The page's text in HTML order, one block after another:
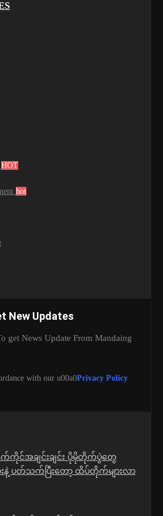
HOT
hot
New Updates
get News Update From Mandaing
with our u00a0Privacy Policy
ကိုင်အချင်းချင်း ပိုမိုတိုက်ပွဲတွေ
ားနဲ့ ပတ်သက်ပြီးတော့ ထိပ်တိုက်များလာ